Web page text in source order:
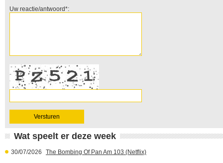
Uw reactie/antwoord*:
Wat speelt er deze week
30/07/2026 The Bombing Of Pan Am 103 (Netflix)